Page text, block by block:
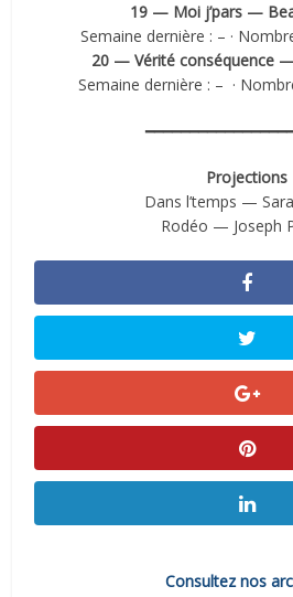
19 — Moi j’pars —
Semaine dernière : – ·
20 — Vérité conséquence
Semaine dernière : – ·
Projections
Dans l’temps —
Rodéo — Joseph
Consultez nos